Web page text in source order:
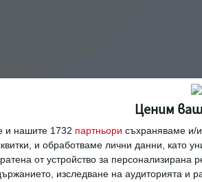
Ценим
и нашите 1732 партньори съхраняваме и/
и обработваме лични данни, като
от устройство за
изследване на аудиторията и